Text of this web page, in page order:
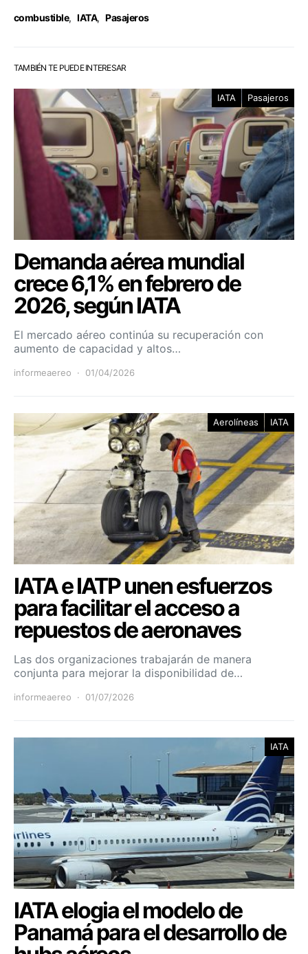
combustible, IATA, Pasajeros
TAMBIÉN TE PUEDE INTERESAR
IATA Pasajeros
Demanda aérea mundial
crece 6,1% en febrero de
2026, según IATA
El mercado aéreo continúa su recuperación con
aumento de capacidad y altos…
informeaereo 01/04/2026
Aerolíneas IATA
IATA e IATP unen esfuerzos
para facilitar el acceso a
repuestos de aeronaves
Las dos organizaciones trabajarán de manera
conjunta para mejorar la disponibilidad de…
informeaereo 01/07/2026
IATA
IATA elogia el modelo de
Panamá para el desarrollo de